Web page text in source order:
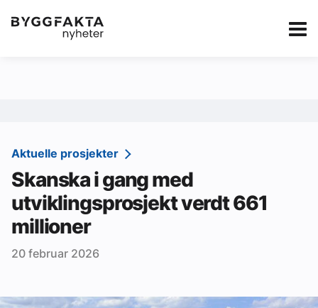
Kategorier Jobbmarkedet Annonsere i
Redaksjonen
Om Byggfakta
Annonsere
Tips oss
Aktuelle prosjekter
Skanska i gang med
utviklingsprosjekt verdt 661
millioner
20 februar 2026